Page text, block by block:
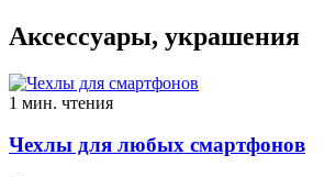
Аксессуары, украшения
1 мин. чтения
Чехлы для любых смартфонов